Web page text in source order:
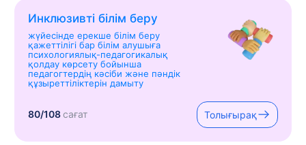
Инклюзивті білім беру
жүйесінде ерекше білім беру
қажеттілігі бар білім алушыға
психологиялық-педагогикалық
қолдау көрсету бойынша
педагогтердің кәсіби және пәндік
құзыреттіліктерін дамыту
80/108сағат Толығырақ